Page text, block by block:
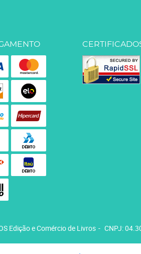
Edição e Comércio de Livros CNPJ: